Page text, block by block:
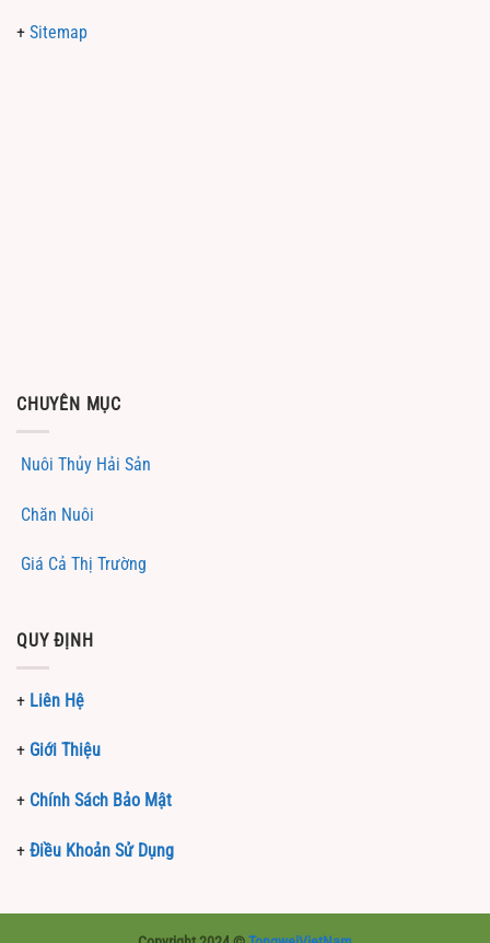
+ Sitemap
CHUYÊN MỤC
Nuôi Thủy Hải Sản
Chăn Nuôi
Giá Cả Thị Trường
QUY ĐỊNH
+ Liên Hệ
+ Giới Thiệu
+ Chính Sách Bảo Mật
+ Điều Khoản Sử Dụng